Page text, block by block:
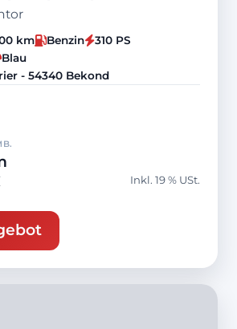
km Benzin
310 PS
Blau
- 54340 Bekond
Inkl. 19 % USt.